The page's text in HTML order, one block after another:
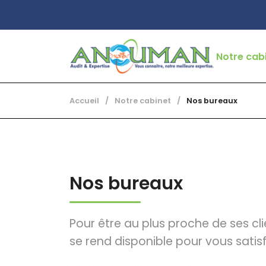
Notre
Nos
Accueil / Notre cabinet / Nos bureaux
Nos bureaux
Pour être au plus proche de ses
se rend disponible pour vous